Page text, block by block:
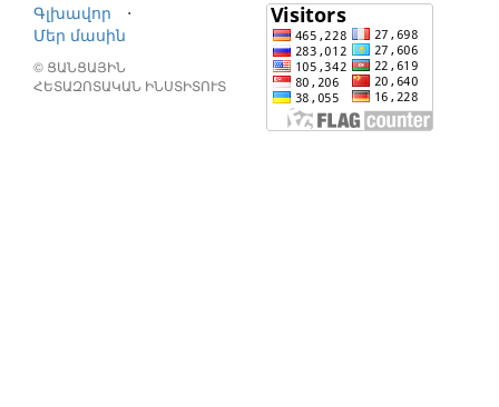
Գլխավոր
⋅
Մեր մասին
© ՑԱՆՑԱՅԻՆ
ՀԵՏԱԶՈՏԱԿԱՆ ԻՆՍՏԻՏՈՒՏ